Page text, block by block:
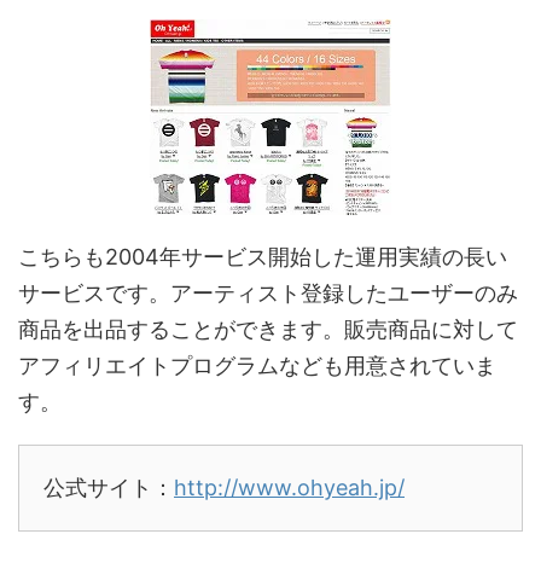
こちらも2004年サービス開始した運用実績の長い
サービスです。アーティスト登録したユーザーのみ
商品を出品することができます。販売商品に対して
アフィリエイトプログラムなども用意されていま
す。
公式サイト： http://www.ohyeah.jp/